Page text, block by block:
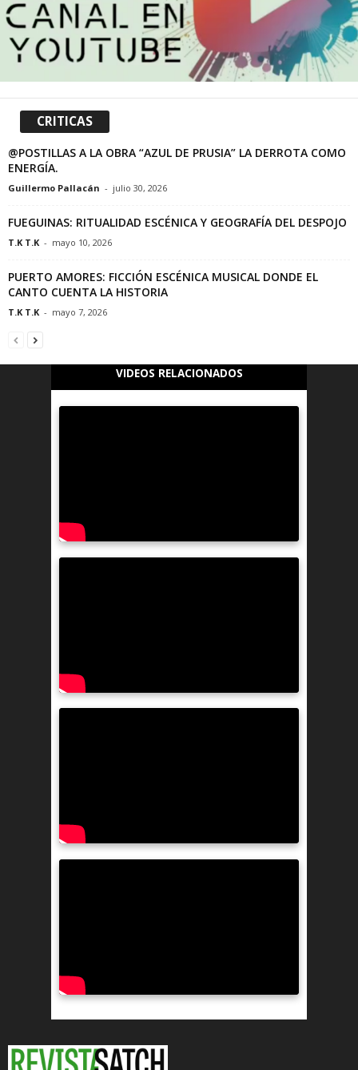
CRITICAS
@POSTILLAS A LA OBRA “AZUL DE PRUSIA” LA DERROTA COMO
ENERGÍA.
Guillermo Pallacán - julio 30, 2026
FUEGUINAS: RITUALIDAD ESCÉNICA Y GEOGRAFÍA DEL DESPOJO
T.K T.K - mayo 10, 2026
PUERTO AMORES: FICCIÓN ESCÉNICA MUSICAL DONDE EL
CANTO CUENTA LA HISTORIA
T.K T.K - mayo 7, 2026
VIDEOS RELACIONADOS